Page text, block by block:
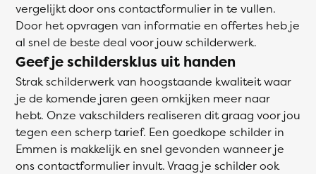
vergelijkt door ons contactformulier in te vullen.
Door het opvragen van informatie en offertes heb je
al snel de beste deal voor jouw schilderwerk.
Geef je schildersklus uit handen
Strak schilderwerk van hoogstaande kwaliteit waar
je de komende jaren geen omkijken meer naar
hebt. Onze vakschilders realiseren dit graag voor jou
tegen een scherp tarief. Een goedkope schilder in
Emmen is makkelijk en snel gevonden wanneer je
ons contactformulier invult. Vraag je schilder ook